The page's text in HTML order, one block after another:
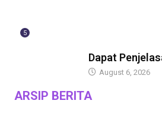
5
Dapat
August 6, 2026
ARSIP BERITA